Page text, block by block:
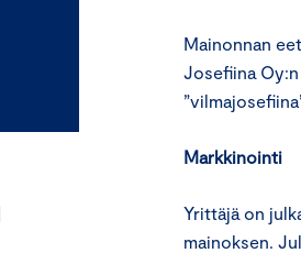
Mainonnan
Josefiina
Markkinointi
Yrittäjä on
mainoksen.